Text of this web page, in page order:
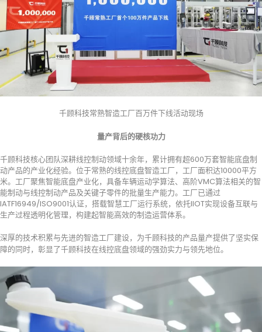
千顾科技常熟智造工厂百万件下线活动现场
量产背后的硬核功力
千顾科技核心团队深耕线控制动领域十余年，累计拥有超600万套智能底盘制
动产品的产业化经验。位于常熟的线控底盘智造工厂，工厂面积达10000平方
米。工厂聚焦智能底盘产业化，具备车辆运动学算法、高阶VMC算法相关的智
能制动与线控制动产品及关键子零件的批量生产能力。工厂已通过
IATF16949/ISO9001认证，搭载智慧工厂运行系统，依托IIOT实现设备互联与
生产过程透明化管理，构建起智能高效的制造运营体系。
深厚的技术积累与先进的智造工厂建设，为千顾科技的产品量产提供了坚实保
障的同时，彰显了千顾科技在线控底盘领域的强劲实力与领先地位。